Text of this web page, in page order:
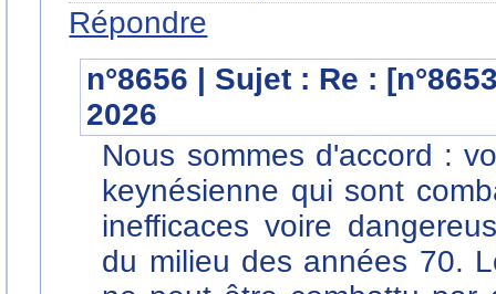
Répondre
n°8656 | Sujet : Re :
2026
Nous sommes d'accord :
keynésienne qui sont
inefficaces voire
du milieu des années 70.